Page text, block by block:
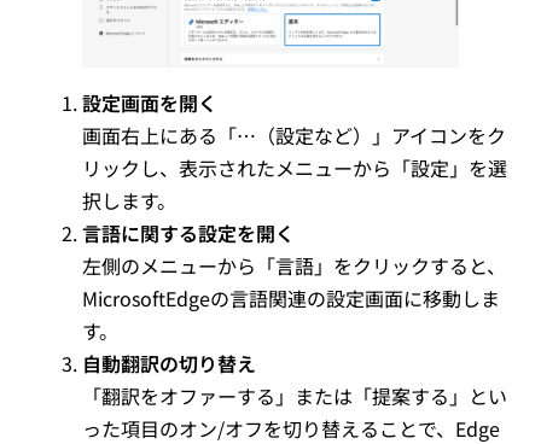
設定画面を開く
画面右上にある「…（設定など）」アイコンをク
リックし、表示されたメニューから「設定」を選
択します。
言語に関する設定を開く
左側のメニューから「言語」をクリックすると、
MicrosoftEdgeの言語関連の設定画面に移動しま
す。
自動翻訳の切り替え
「翻訳をオファーする」または「提案する」とい
った項目のオン/オフを切り替えることで、Edge